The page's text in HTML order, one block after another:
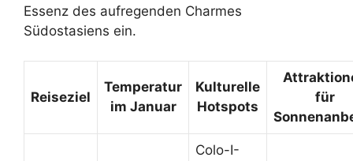
Essenz des aufregenden Charmes
Südostasiens ein.
Reiseziel
Temperatur
im Januar
Kulturelle
Hotspots
für
Colo-I-